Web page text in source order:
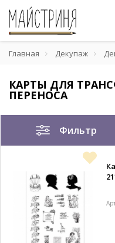
Главная Декупаж
КАРТЫ ДЛЯ
ПЕРЕНОСА
Фильтр